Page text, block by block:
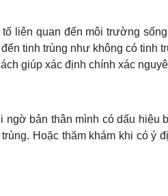
liên quan đến môi trường
tinh trùng như không có tinh
giúp xác định chính xác
bản thân mình có dấu hiệu
Hoặc thăm khám khi có ý